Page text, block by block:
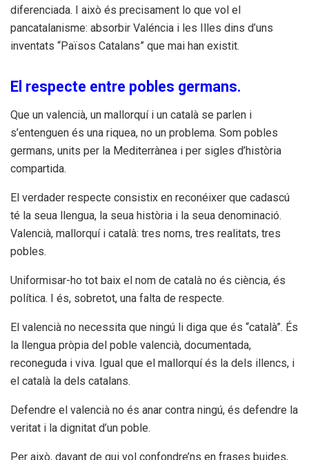
diferenciada. I això és precisament lo que vol el
pancatalanisme: absorbir Valéncia i les Illes dins d’uns
inventats “Països Catalans” que mai han existit.
El respecte entre pobles germans.
Que un valencià, un mallorquí i un català se parlen i
s’entenguen és una riquea, no un problema. Som pobles
germans, units per la Mediterrànea i per sigles d’història
compartida.
El verdader respecte consistix en reconéixer que cadascú
té la seua llengua, la seua història i la seua denominació.
Valencià, mallorquí i català: tres noms, tres realitats, tres
pobles.
Uniformisar-ho tot baix el nom de català no és ciència, és
política. I és, sobretot, una falta de respecte.
El valencià no necessita que ningú li diga que és “català”. És
la llengua pròpia del poble valencià, documentada,
reconeguda i viva. Igual que el mallorquí és la dels illencs, i
el català la dels catalans.
Defendre el valencià no és anar contra ningú, és defendre la
veritat i la dignitat d’un poble.
Per això, davant de qui vol confondre’ns en frases buides,